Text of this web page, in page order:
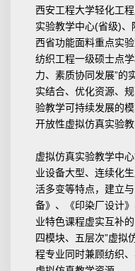
西安工程大学轻化工
实验教学中心(省级)
西省功能面料重点实
纺织工程一级硕士点
力、素质协同发展”的
实结合、优化资源、
验教学可持续发展的
开放性虚拟仿真实验教
虚拟仿真实验教学中
业设备大型、连续化
活多变等特点，建立
备》、《印染厂设计
业特色课程虚实互补
四模块、五层次”虚拟
程专业同时兼顾纺织